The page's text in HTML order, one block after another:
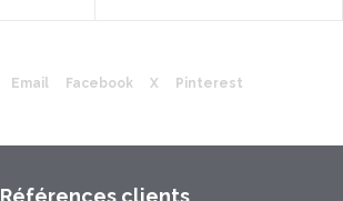
Email Facebook X Pinterest
Références clients